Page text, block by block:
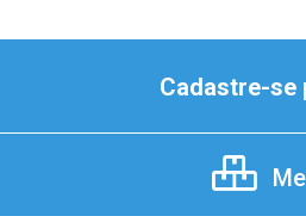
Cadastre-se